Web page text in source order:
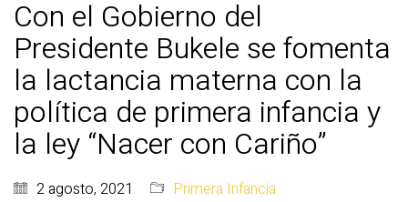
Con el Gobierno del
Presidente Bukele se fomenta
la lactancia materna con la
política de primera infancia y
la ley “Nacer con Cariño”
2 agosto, 2021 Primera Infancia